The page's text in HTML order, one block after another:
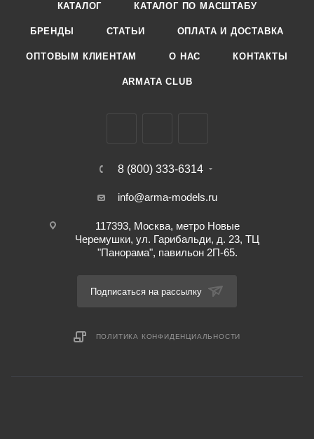
КАТАЛОГ КАТАЛОГ ПО МАСШТАБУ
БРЕНДЫ СТАТЬИ ОПЛАТА И ДОСТАВКА
ОПТОВЫМ КЛИЕНТАМ О НАС КОНТАКТЫ
ARMATA CLUB
8 (800) 333-6314
info@arma-models.ru
117393, Москва, метро Новые
Черемушки, ул. Гарибальди, д. 23, ТЦ
"Панорама", павильон 2П-65.
Подписаться на рассылку
ПОЛИТИКА КОНФИДЕНЦИАЛЬНОСТИ